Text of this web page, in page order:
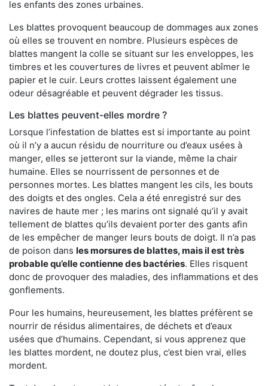
les enfants des zones urbaines.
Les blattes provoquent beaucoup de dommages aux zones
où elles se trouvent en nombre. Plusieurs espèces de
blattes mangent la colle se situant sur les enveloppes, les
timbres et les couvertures de livres et peuvent abîmer le
papier et le cuir. Leurs crottes laissent également une
odeur désagréable et peuvent dégrader les tissus.
Les blattes peuvent-elles mordre ?
Lorsque l’infestation de blattes est si importante au point
où il n’y a aucun résidu de nourriture ou d’eaux usées à
manger, elles se jetteront sur la viande, même la chair
humaine. Elles se nourrissent de personnes et de
personnes mortes. Les blattes mangent les cils, les bouts
des doigts et des ongles. Cela a été enregistré sur des
navires de haute mer ; les marins ont signalé qu’il y avait
tellement de blattes qu’ils devaient porter des gants afin
de les empêcher de manger leurs bouts de doigt. Il n’a pas
de poison dans les morsures de blattes, mais il est très
probable qu’elle contienne des bactéries. Elles risquent
donc de provoquer des maladies, des inflammations et des
gonflements.
Pour les humains, heureusement, les blattes préfèrent se
nourrir de résidus alimentaires, de déchets et d’eaux
usées que d’humains. Cependant, si vous apprenez que
les blattes mordent, ne doutez plus, c’est bien vrai, elles
mordent.